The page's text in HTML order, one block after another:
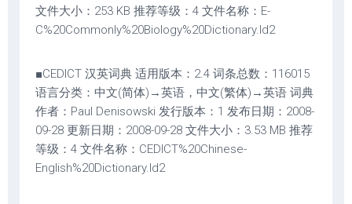
文件大小：253 KB 推荐等级：4 文件名称：E-
C%20Commonly%20Biology%20Dictionary.ld2
■CEDICT 汉英词典 适用版本：2.4 词条总数：116015
语言分类：中文(简体)→英语，中文(繁体)→英语 词典
作者：Paul Denisowski 发行版本：1 发布日期：2008-
09-28 更新日期：2008-09-28 文件大小：3.53 MB 推荐
等级：4 文件名称：CEDICT%20Chinese-
English%20Dictionary.ld2